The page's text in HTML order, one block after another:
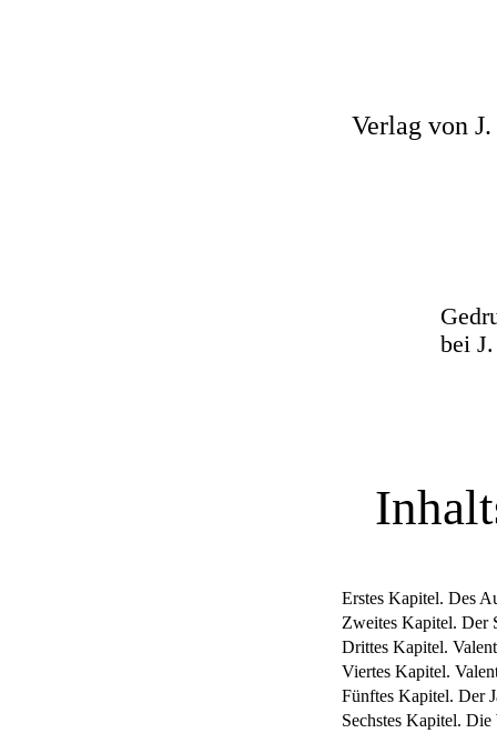
Verlag von
bei
Erstes Kapitel. Des
Zweites Kapitel. Der
Drittes Kapitel.
Viertes Kapitel.
Fünftes Kapitel. Der
Sechstes Kapitel. Die